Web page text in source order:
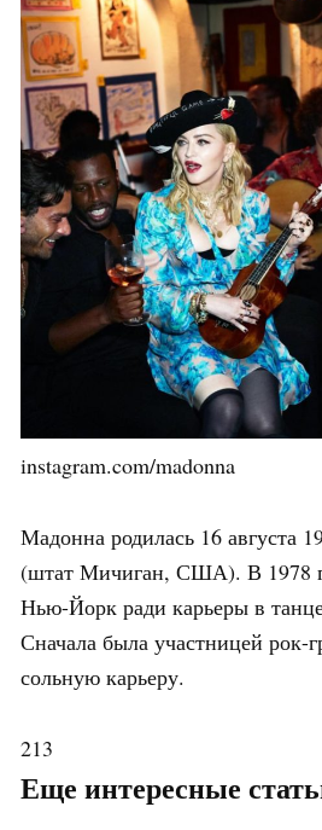
instagram.com/madonna
Мадонна родилась 16 августа
(штат Мичиган, США). В 1978
Нью-Йорк ради карьеры в
Сначала была участницей рок-
сольную карьеру.
213
Еще интересные